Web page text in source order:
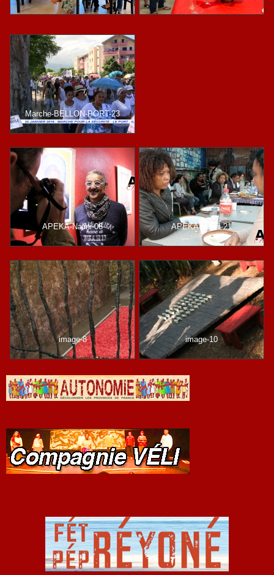
Marche-BELLON-PORT-23
APEKA-Nalini-06 APEKA-Nalini-21
image-8 image-10